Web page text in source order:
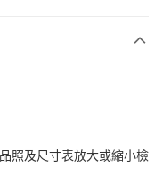
照及尺寸表放大或縮小檢